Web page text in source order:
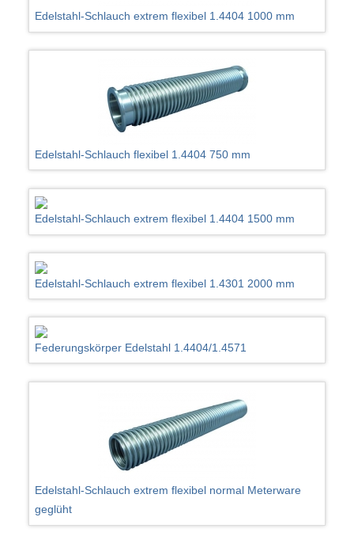
Edelstahl-Schlauch extrem flexibel 1.4404 1000 mm
Edelstahl-Schlauch flexibel 1.4404 750 mm
Edelstahl-Schlauch extrem flexibel 1.4404 1500 mm
Edelstahl-Schlauch extrem flexibel 1.4301 2000 mm
Federungskörper Edelstahl 1.4404/1.4571
Edelstahl-Schlauch extrem flexibel normal Meterware
geglüht